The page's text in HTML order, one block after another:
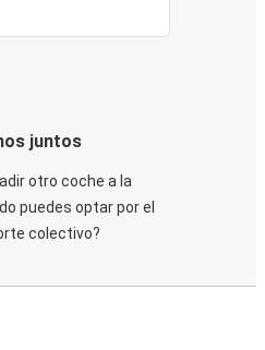
juntos
otro coche a la
puedes optar por el
colectivo?